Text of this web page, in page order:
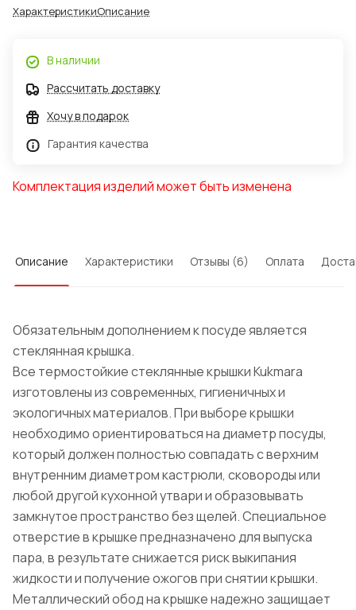
ХарактеристикиОписание
В наличии
Рассчитать доставку
Хочу в подарок
Гарантия качества
Комплектация изделий может быть изменена
Описание Характеристики Отзывы (6) Оплата
Обязательным дополнением к посуде является
стеклянная крышка.
Все термостойкие стеклянные крышки Kukmara
изготовлены из современных, гигиеничных и
экологичных материалов. При выборе крышки
необходимо ориентироваться на диаметр посуды,
который должен полностью совпадать с верхним
внутренним диаметром кастрюли, сковороды или
любой другой кухонной утвари и образовывать
замкнутое пространство без щелей. Специальное
отверстие в крышке предназначено для выпуска
пара, в результате снижается риск выкипания
жидкости и получение ожогов при снятии крышки.
Металлический обод на крышке надежно защищает